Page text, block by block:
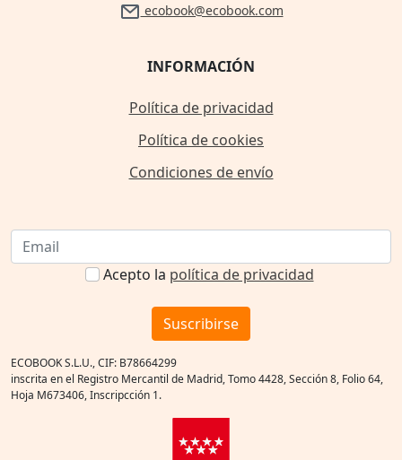
ecobook@ecobook.com
INFORMACIÓN
Política de privacidad
Política de cookies
Condiciones de envío
Acepto la política de privacidad
Suscribirse
ECOBOOK S.L.U., CIF: B78664299
inscrita en el Registro Mercantil de Madrid, Tomo 4428, Sección 8, Folio 64,
Hoja M673406, Inscripcción 1.